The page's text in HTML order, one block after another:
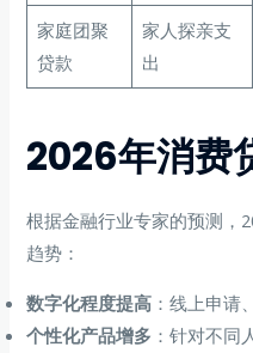
家庭团聚
贷款
家人探亲支
出
2026年消费
根据金融行业专家的预测，
趋势：
数字化程度提高 ：线上申请
个性化产品增多 ：针对不同